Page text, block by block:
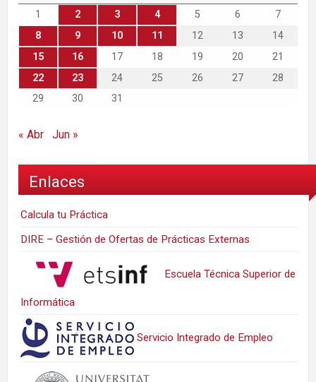
1
2 3 4 5 6
7
8
9 10 11 12 13
14
15
16 17 18 19 20
21
22
23 24 25 26 27
28
29
30 31
« Abr Jun »
Enlaces
Calcula tu Práctica
DIRE – Gestión de Ofertas de Prácticas Externas
Escuela Técnica Superior de
Informática
Servicio Integrado de Empleo